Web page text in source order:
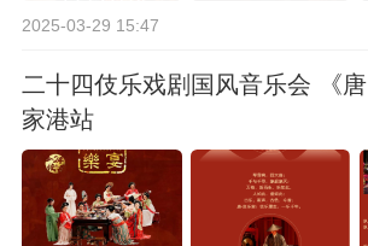
2025-03-29 15:47
二十四伎乐戏剧国风音乐会 《唐
家港站